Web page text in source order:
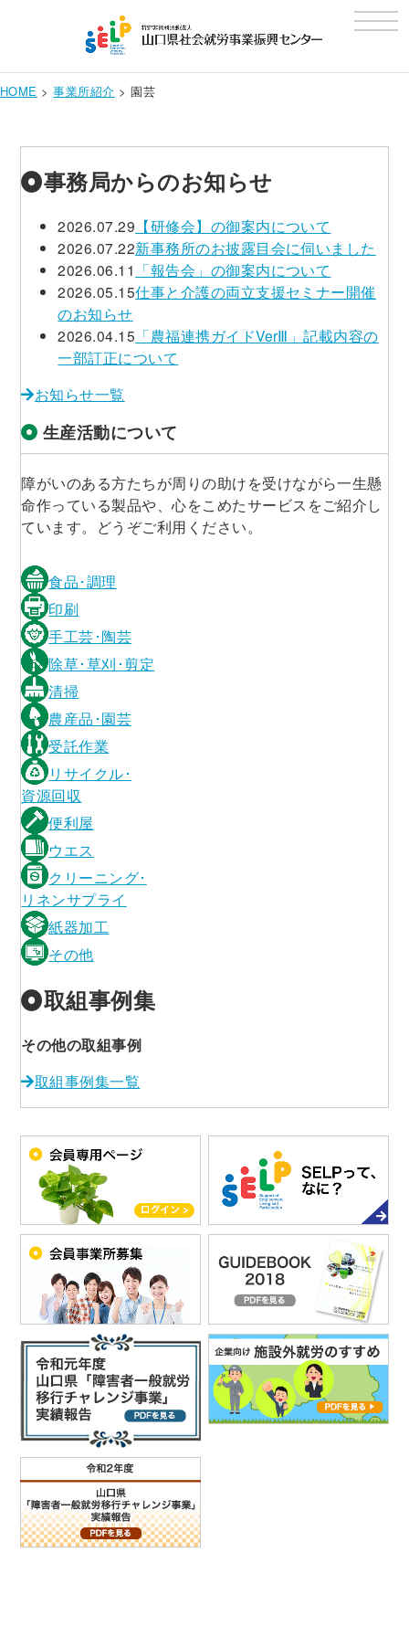
t
o
l
HOME >事業所紹介 >園芸
事務局からのお知らせ
2026.07.29 【研修会】の御案内について
2026.07.22新事務所のお披露目会に伺いました
2026.06.11 「報告会」の御案内について
2026.05.15仕事と介護の両立支援セミナー開催
のお知らせ
2026.04.15 「農福連携ガイドVerⅢ」記載内容の
一部訂正について
お知らせ一覧
生産活動について
障がいのある方たちが周りの助けを受けながら一生懸
命作っている製品や、心をこめたサービスをご紹介し
ています。どうぞご利用ください。
食品･調理
印刷
手工芸･陶芸
除草･草刈･剪定
清掃
農産品･園芸
受託作業
リサイクル･
資源回収
便利屋
ウエス
クリーニング･
リネンサプライ
紙器加工
その他
取組事例集
その他の取組事例
取組事例集一覧